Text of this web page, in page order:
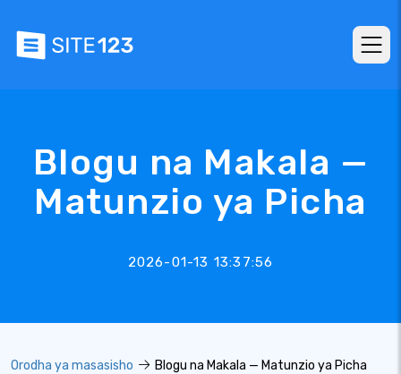
Blogu na Makala —
Matunzio ya Picha
2026-01-13 13:37:56
Orodha ya masasisho Blogu na Makala — Matunzio ya Picha